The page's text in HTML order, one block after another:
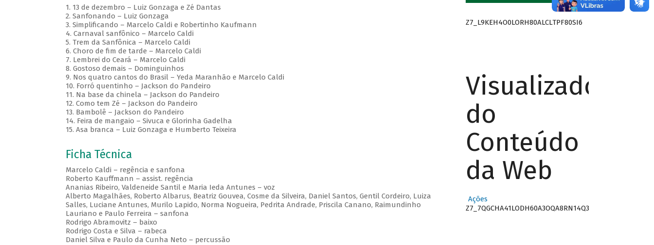
1. 13 de dezembro – Luiz Gonzaga e Zé Dantas
2. Sanfonando – Luiz Gonzaga
3. Simplificando – Marcelo Caldi e Robertinho Kaufmann
4. Carnaval sanfônico – Marcelo Caldi
5. Trem da Sanfônica – Marcelo Caldi
6. Choro de fim de tarde – Marcelo Caldi
7. Lembrei do Ceará – Marcelo Caldi
8. Gostoso demais – Dominguinhos
9. Nos quatro cantos do Brasil – Yeda Maranhão e Marcelo Caldi
10. Forró quentinho – Jackson do Pandeiro
11. Na base da chinela – Jackson do Pandeiro
12. Como tem Zé – Jackson do Pandeiro
13. Bambolê – Jackson do Pandeiro
14. Feira de mangaio – Sivuca e Glorinha Gadelha
15. Asa branca – Luiz Gonzaga e Humberto Teixeira
Ficha Técnica
Marcelo Caldi – regência e sanfona
Roberto Kauffmann – assist. regência
Ananias Ribeiro, Valdeneide Santil e Maria Ieda Antunes – voz
Alberto Magalhães, Roberto Albarus, Beatriz Gouvea, Cosme da Silveira, Daniel Santos, Gentil Cordeiro, Luiza
Salles, Luciane Antunes, Murilo Lapido, Norma Nogueira, Pedrita Andrade, Priscila Canano, Raimundinho
Lauriano e Paulo Ferreira – sanfona
Rodrigo Abramovitz – baixo
Rodrigo Costa e Silva – rabeca
Daniel Silva e Paulo da Cunha Neto – percussão
Z7_L9KEH4O0LORH80ALCLTPF80SI6
Visualizador
do
Conteúdo
da Web
Ações
Z7_7QGCHA41LODH60A3OQA8RN14Q3